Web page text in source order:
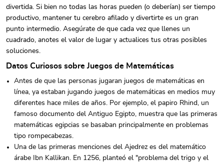
divertida. Si bien no todas las horas pueden (o deberían) ser tiempo
productivo, mantener tu cerebro afilado y divertirte es un gran
punto intermedio. Asegúrate de que cada vez que llenes un
cuadrado, anotes el valor de lugar y actualices tus otras posibles
soluciones.
Datos Curiosos sobre Juegos de Matemáticas
Antes de que las personas jugaran juegos de matemáticas en
línea, ya estaban jugando juegos de matemáticas en medios muy
diferentes hace miles de años. Por ejemplo, el papiro Rhind, un
famoso documento del Antiguo Egipto, muestra que las primeras
matemáticas egipcias se basaban principalmente en problemas
tipo rompecabezas.
Una de las primeras menciones del Ajedrez es del matemático
árabe Ibn Kallikan. En 1256, planteó el "problema del trigo y el